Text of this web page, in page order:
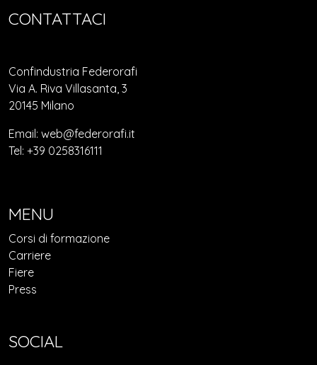
CONTATTACI
Confindustria Federorafi
Via A. Riva Villasanta, 3
20145 Milano
Email: web@federorafi.it
Tel: +39 0258316111
MENU
Corsi di formazione
Carriere
Fiere
Press
SOCIAL